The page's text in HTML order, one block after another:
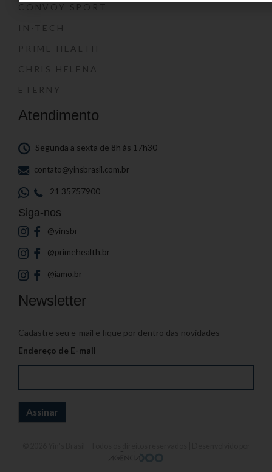
CONVOY SPORT
IN-TECH
PRIME HEALTH
CHRIS HELENA
ETERNY
Atendimento
Segunda a sexta de 8h às 17h30
contato@yinsbrasil.com.br
21 35757900
Siga-nos
@yinsbr
@primehealth.br
@iamo.br
Newsletter
Cadastre seu e-mail e fique por dentro das novidades
Endereço de E-mail